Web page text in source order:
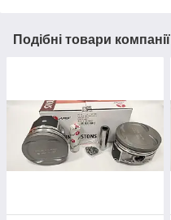
Подібні товари компанії